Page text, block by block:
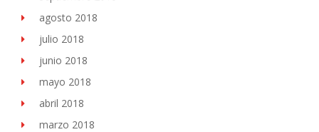
agosto 2018
julio 2018
junio 2018
mayo 2018
abril 2018
marzo 2018